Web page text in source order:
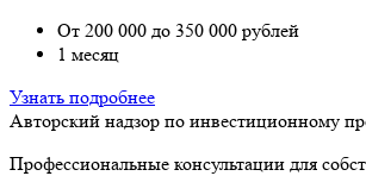
От 200 000 до 350 000 рублей
1 месяц
Узнать подробнее
Авторский надзор по инвестиционному
Профессиональные консультации для